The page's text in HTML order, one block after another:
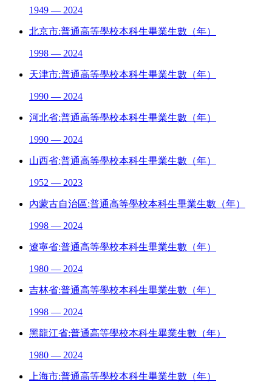
1949 — 2024
北京市:普通高等學校本科生畢業生數（年）
1998 — 2024
天津市:普通高等學校本科生畢業生數（年）
1990 — 2024
河北省:普通高等學校本科生畢業生數（年）
1990 — 2024
山西省:普通高等學校本科生畢業生數（年）
1952 — 2023
內蒙古自治區:普通高等學校本科生畢業生數（年）
1998 — 2024
遼寧省:普通高等學校本科生畢業生數（年）
1980 — 2024
吉林省:普通高等學校本科生畢業生數（年）
1998 — 2024
黑龍江省:普通高等學校本科生畢業生數（年）
1980 — 2024
上海市:普通高等學校本科生畢業生數（年）